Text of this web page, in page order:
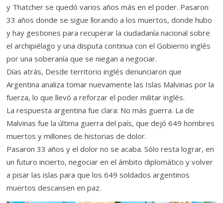
y Thatcher se quedó varios años más en el poder. Pasaron
33 años donde se sigue llorando a los muertos, donde hubo
y hay gestiones para recuperar la ciudadanía nacional sobre
el archipiélago y una disputa continua con el Gobierno inglés
por una soberanía que se niegan a negociar.
Días atrás, Desde territorio inglés denunciaron que
Argentina analiza tomar nuevamente las Islas Malvinas por la
fuerza, lo que llevó a reforzar el poder militar inglés.
La respuesta argentina fue clara: No más guerra. La de
Malvinas fue la última guerra del país, que dejó 649 hombres
muertos y millones de historias de dolor.
Pasaron 33 años y el dolor no se acaba. Sólo resta lograr, en
un futuro incierto, negociar en el ámbito diplomático y volver
a pisar las islas para que los 649 soldados argentinos
muertos descansen en paz.